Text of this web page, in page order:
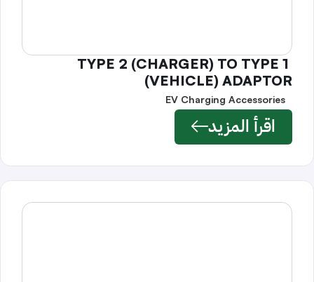
TYPE 2 (CHARGER) TO TYPE 1
(VEHICLE) ADAPTOR
EV Charging Accessories
اقرأ المزيد